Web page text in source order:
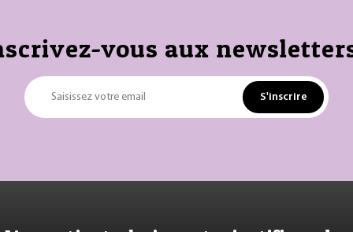
vous aux
Saisissez votre email S'inscrire